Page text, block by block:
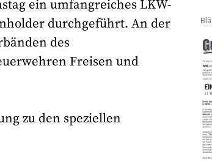
ein umfangreiches LKW-
durchgeführt. An der
des
Freisen und
zu den speziellen